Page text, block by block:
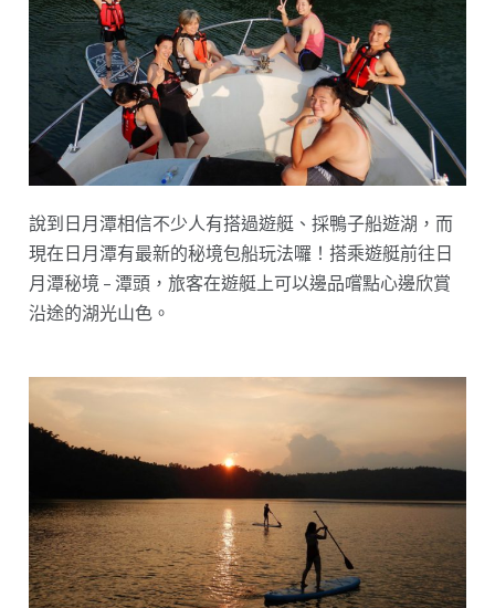
說到日月潭相信不少人有搭過遊艇、採鴨子船遊湖，而
現在日月潭有最新的秘境包船玩法囉！搭乘遊艇前往日
月潭秘境 – 潭頭，旅客在遊艇上可以邊品嚐點心邊欣賞
沿途的湖光山色。